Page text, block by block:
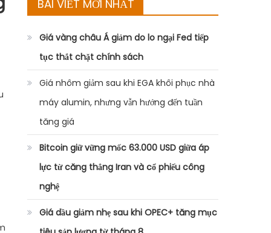
BÀI VIẾT MỚI NHẤT
Giá vàng châu Á giảm do lo ngại Fed tiếp
tục thắt chặt chính sách
Giá nhôm giảm sau khi EGA khôi phục nhà
máy alumin, nhưng vẫn hướng đến tuần
tăng giá
Bitcoin giữ vững mốc 63.000 USD giữa áp
lực từ căng thẳng Iran và cổ phiếu công
nghệ
Giá dầu giảm nhẹ sau khi OPEC+ tăng mục